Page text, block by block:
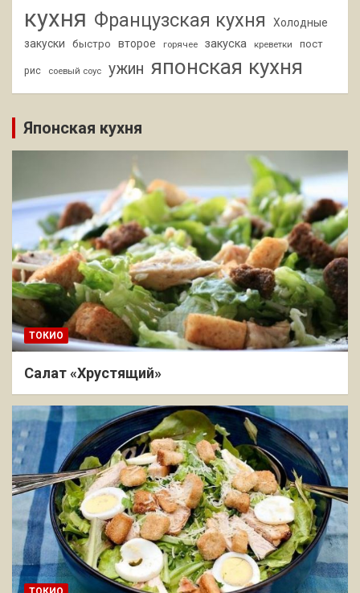
кухня Французская кухня
Холодные
закуски
быстро второе горячее закуска креветки пост
рис соевый соус ужин японская кухня
Японская кухня
ТОКИО
Салат «Хрустящий»